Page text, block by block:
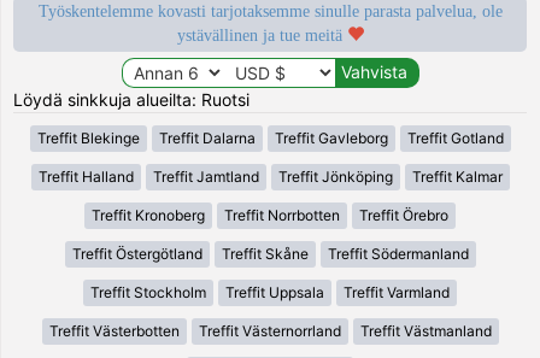
Työskentelemme kovasti tarjotaksemme sinulle parasta palvelua, ole
ystävällinen ja tue meitä
Löydä sinkkuja alueilta: Ruotsi
Treffit Blekinge Treffit Dalarna Treffit Gavleborg Treffit Gotland
Treffit Halland Treffit Jamtland Treffit Jönköping Treffit Kalmar
Treffit Kronoberg Treffit Norrbotten Treffit Örebro
Treffit Östergötland Treffit Skåne Treffit Södermanland
Treffit Stockholm Treffit Uppsala Treffit Varmland
Treffit Västerbotten Treffit Västernorrland Treffit Västmanland